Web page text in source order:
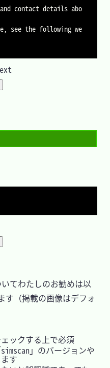
てわたしのお勧めは以
す（掲載の画像はデフォ
ックする上で必須
」のバージョンや
す